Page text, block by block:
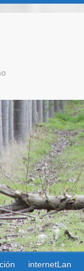
internetLan